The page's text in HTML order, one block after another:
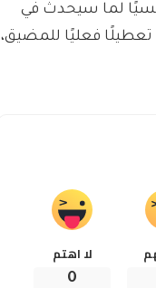
لما سيحدث في
فعليًا للمضيق،
لا اهتم
0